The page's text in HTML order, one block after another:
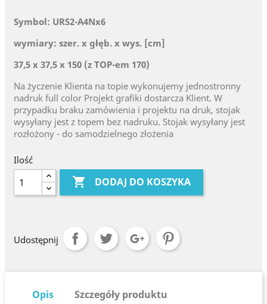
Symbol: URS2-A4Nx6
wymiary: szer. x głęb. x wys. [cm]
37,5 x 37,5 x 150 (z TOP-em 170)
Na życzenie Klienta na topie wykonujemy jednostronny
nadruk full color Projekt grafiki dostarcza Klient. W
przypadku braku zamówienia i projektu na druk, stojak
wysyłany jest z topem bez nadruku. Stojak wysyłany jest
rozłożony - do samodzielnego złożenia
Ilość
 DODAJ DO KOSZYKA
Udostępnij
Opis Szczegóły produktu